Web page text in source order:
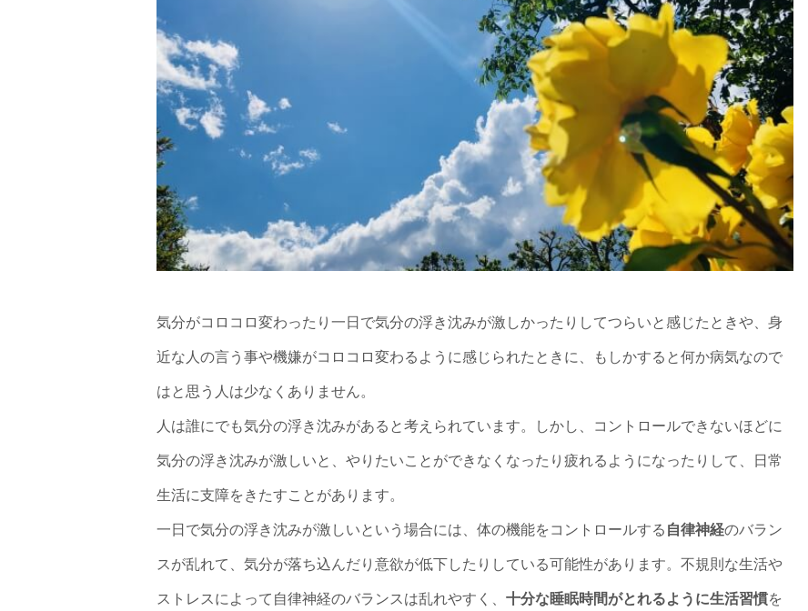
気分がコロコロ変わったり一日で気分の浮き沈みが激しかったりしてつらいと感じたときや、身
近な人の言う事や機嫌がコロコロ変わるように感じられたときに、もしかすると何か病気なので
はと思う人は少なくありません。
人は誰にでも気分の浮き沈みがあると考えられています。しかし、コントロールできないほどに
気分の浮き沈みが激しいと、やりたいことができなくなったり疲れるようになったりして、日常
生活に支障をきたすことがあります。
一日で気分の浮き沈みが激しいという場合には、体の機能をコントロールする 自律神経のバラン
スが乱れて、気分が落ち込んだり意欲が低下したりしている可能性があります。不規則な生活や
ストレスによって自律神経のバランスは乱れやすく、 十分な睡眠時間がとれるように生活習慣を